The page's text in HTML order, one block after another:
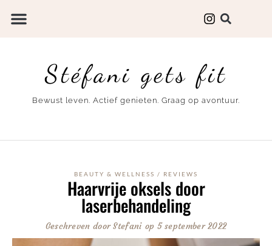
Stéfani gets fit
Bewust leven. Actief genieten. Graag op avontuur.
BEAUTY & WELLNESS / REVIEWS
Haarvrije oksels door
laserbehandeling
Geschreven doorStefani op 5 september 2022